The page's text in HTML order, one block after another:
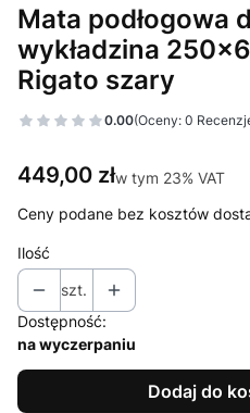
Mata podłogowa
wykładzina
Rigato szary
0.00(Oceny: 0
Cena
449,00 złw tym 23% VAT
w tym 23% VAT
Ceny podane bez kosztów
Ilość
szt.
Dostępność:
na wyczerpaniu
Dodaj do